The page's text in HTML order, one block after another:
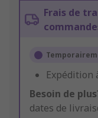
Frais de
Expédition
Besoin de
dates de